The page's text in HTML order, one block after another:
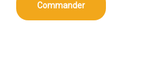
Commander